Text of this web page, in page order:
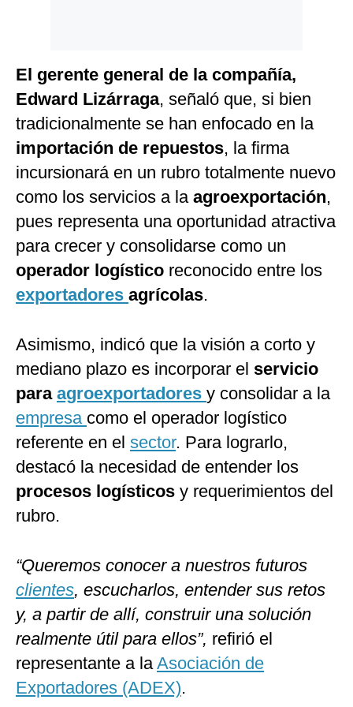
El gerente general de la compañía,
Edward Lizárraga, señaló que, si bien
tradicionalmente se han enfocado en la
importación de repuestos, la firma
incursionará en un rubro totalmente nuevo
como los servicios a la agroexportación,
pues representa una oportunidad atractiva
para crecer y consolidarse como un
operador logístico reconocido entre los
exportadores agrícolas.
Asimismo, indicó que la visión a corto y
mediano plazo es incorporar el servicio
para agroexportadores y consolidar a la
empresa como el operador logístico
referente en el sector. Para lograrlo,
destacó la necesidad de entender los
procesos logísticos y requerimientos del
rubro.
“Queremos conocer a nuestros futuros
clientes, escucharlos, entender sus retos
y, a partir de allí, construir una solución
realmente útil para ellos”, refirió el
representante a laAsociación de
Exportadores (ADEX).